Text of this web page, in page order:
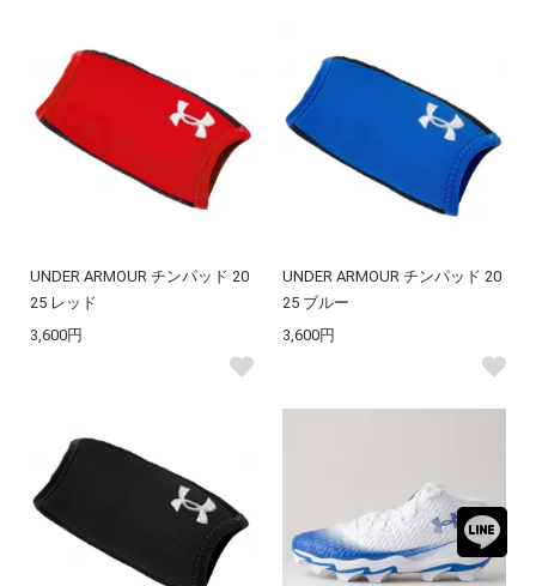
UNDER ARMOUR チンパッド 20
25 レッド
3,600円
UNDER ARMOUR チンパッド 20
25 ブルー
3,600円